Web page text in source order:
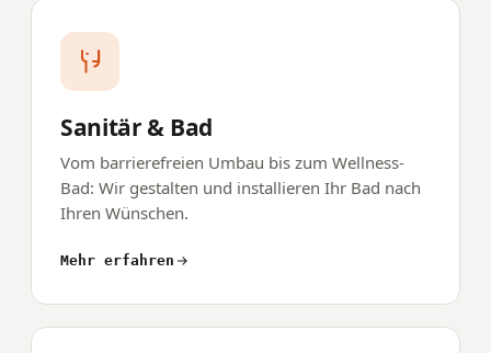
Sanitär & Bad
Vom barrierefreien Umbau bis zum Wellness-
Bad: Wir gestalten und installieren Ihr Bad nach
Ihren Wünschen.
Mehr erfahren